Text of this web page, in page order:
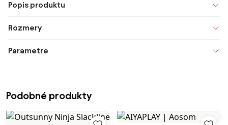
Popis produktu
Rozmery
Parametre
Podobné produkty